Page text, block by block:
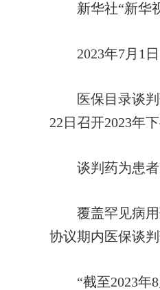
新华社“新华视
2023年7月1日
医保目录谈判
22日召开2023年
谈判药为患
覆盖罕见病用
协议期内医保谈判
“截至2023年8